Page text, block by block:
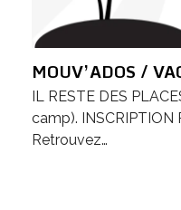
MOUV’ADOS /
IL RESTE DES
camp). INSCRIPTION
Retrouvez…